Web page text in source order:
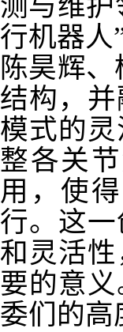
测与维
行机器人
陈昊辉
结构，
模式的
整各关
用，使
行。这
和灵活
要的意
委们的高